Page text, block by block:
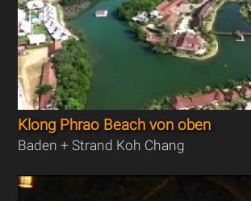
Klong Phrao Beach von oben
Baden + Strand Koh Chang